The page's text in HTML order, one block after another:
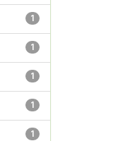
1
1
1
1
1